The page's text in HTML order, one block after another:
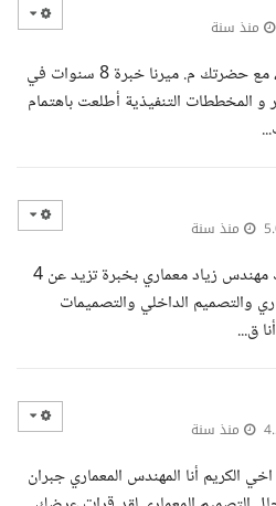
منذ سنة
السلام عليكم ورحمة الله وبركاته، مع حضرتك م. ميرنا خبرة 8 سنوات في
المخططات التنفيذية أطلعت باهتمام
منذ سنة
السلام استاذ عبدالله، مع حضرتك مهندس زياد معماري بخبرة تزيد عن 4
والتصميم الداخلي والتصميمات
ق...
منذ سنة
الكريم أنا المهندس المعماري جبران